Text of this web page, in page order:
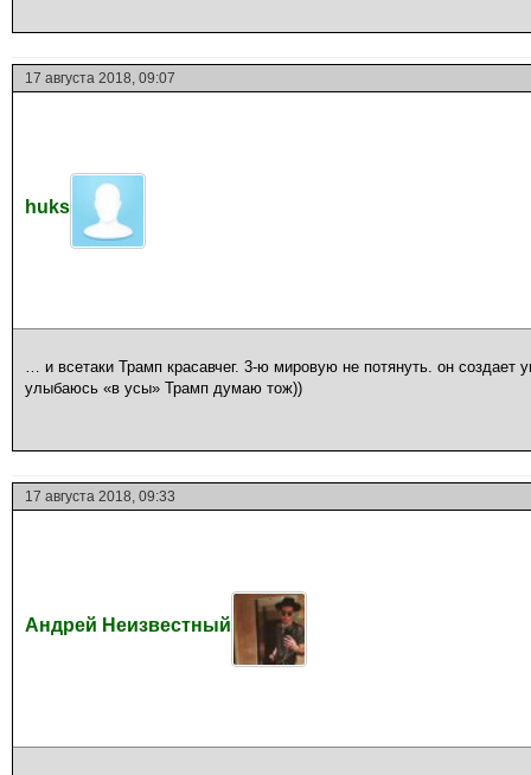
17 августа 2018, 09:07
huks
… и всетаки Трамп красавчег. 3-ю мировую не потянуть. он создает
улыбаюсь «в усы» Трамп думаю тож))
17 августа 2018, 09:33
Андрей Неизвестный